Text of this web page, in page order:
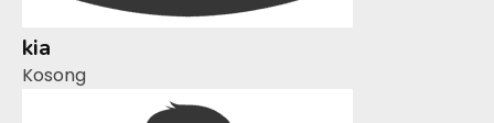
kia
Kosong